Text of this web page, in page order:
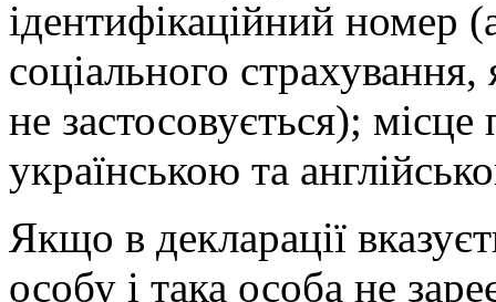
ідентифікаційний номер
соціального
не застосовується);
українською та
Якщо в декларації
особу і така особа не